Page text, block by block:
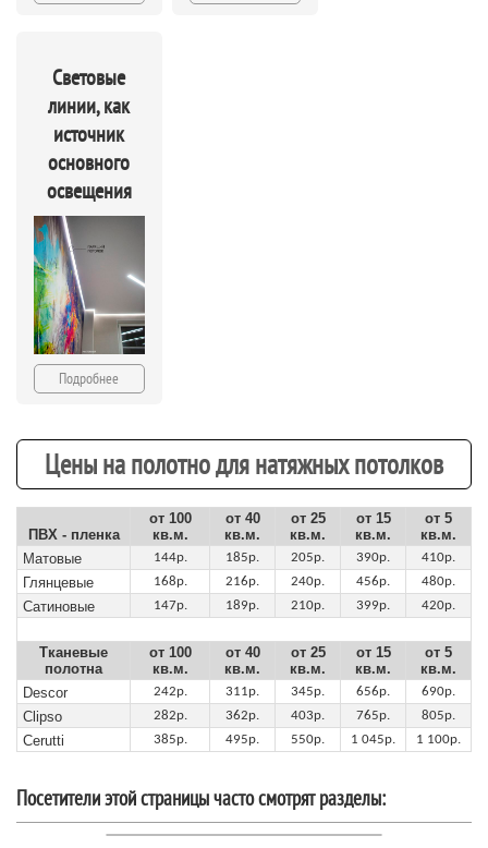
Световые
линии, как
источник
основного
освещения
Подробнее
Цены на полотно для натяжных потолков
ПВХ - пленка
от 100
кв.м.
от 40
кв.м.
от 25
кв.м.
от 15
кв.м.
от 5
кв.м.
Матовые
144р. 185р. 205р. 390р. 410р.
Глянцевые 168р. 216р. 240р. 456р. 480р.
Сатиновые 147р. 189р. 210р. 399р. 420р.
Тканевые
полотна
от 100
кв.м.
от 40
кв.м.
от 25
кв.м.
от 15
кв.м.
от 5
кв.м.
Descor
242р. 311р. 345р. 656р. 690р.
Clipso 282р. 362р. 403р. 765р. 805р.
Cerutti 385р. 495р. 550р. 1 045р. 1 100р.
Посетители этой страницы часто смотрят разделы: